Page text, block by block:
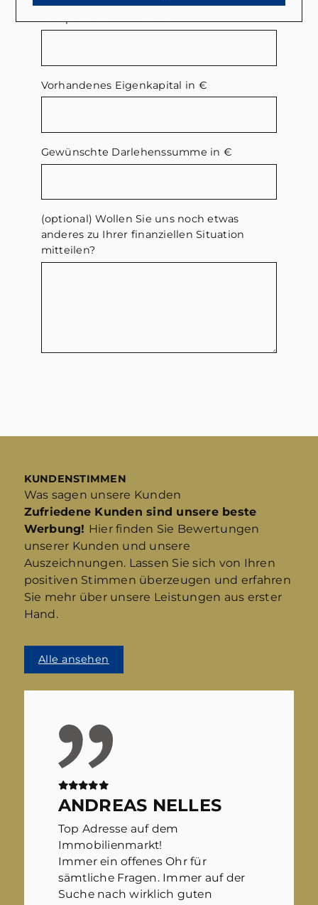
Vorhandenes Eigenkapital in €
Gewünschte Darlehenssumme in €
(optional) Wollen Sie uns noch etwas
anderes zu Ihrer finanziellen Situation
mitteilen?
KUNDENSTIMMEN
Was sagen unsere Kunden
Zufriedene Kunden sind unsere beste
Werbung! Hier finden Sie Bewertungen
unserer Kunden und unsere
Auszeichnungen. Lassen Sie sich von Ihren
positiven Stimmen überzeugen und erfahren
Sie mehr über unsere Leistungen aus erster
Hand.
Alle ansehen
ANDREAS NELLES
Top Adresse auf dem
Immobilienmarkt!
Immer ein offenes Ohr für
sämtliche Fragen. Immer auf der
Suche nach wirklich guten